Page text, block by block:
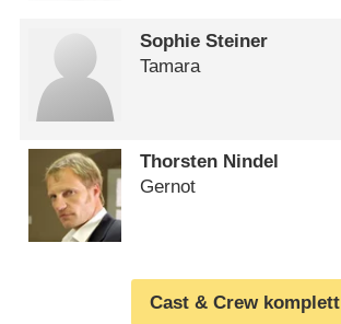
Sophie Steiner
Tamara
Thorsten Nindel
Gernot
Cast & Crew komplett